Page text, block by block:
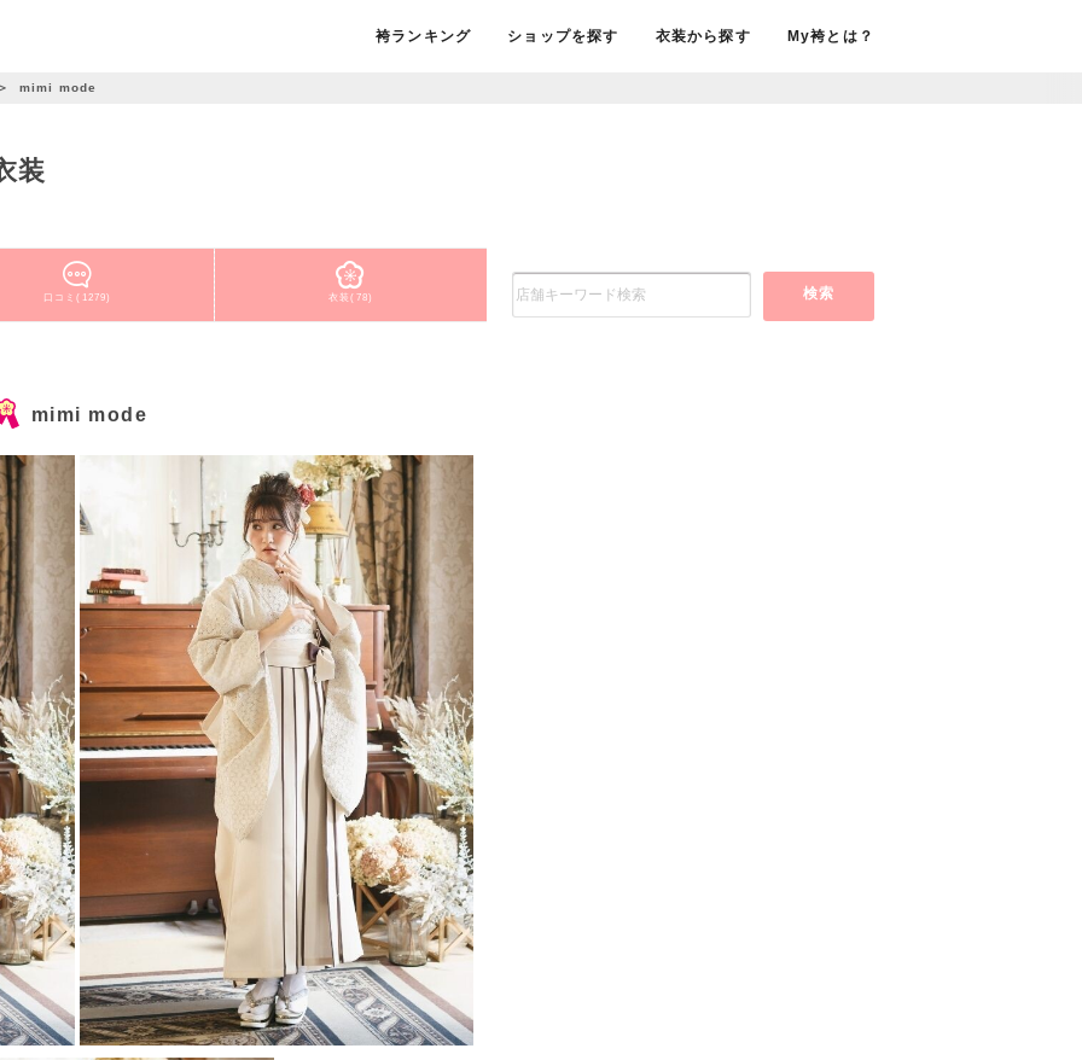
袴ランキング ショップを探す 衣装から探す My袴とは？
mimi mode
装
口コミ(1279) 衣装(78)
mimi mode
検索